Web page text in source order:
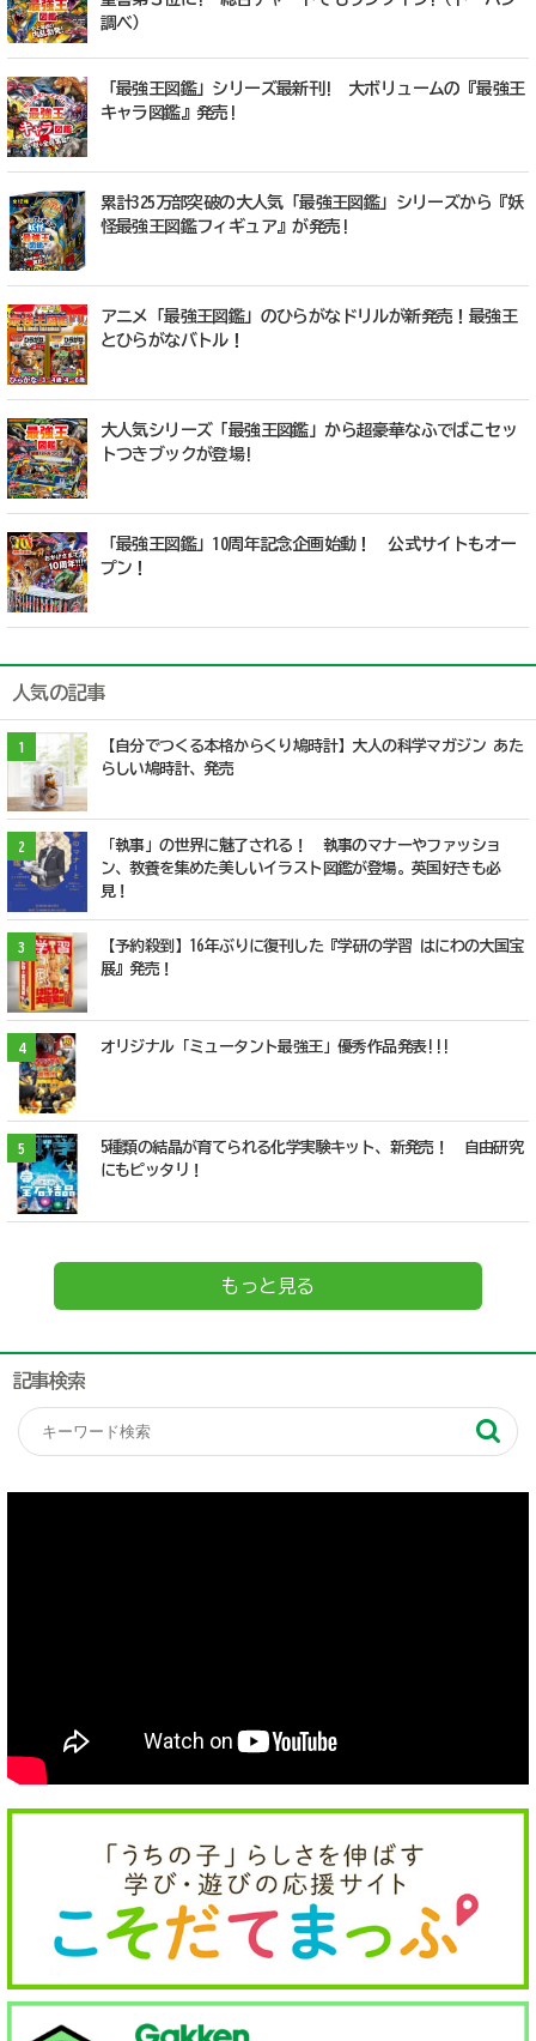
調べ）
「最強王図鑑」シリーズ最新刊! 大ボリュームの『最強王
キャラ図鑑』発売!
累計325万部突破の大人気「最強王図鑑」シリーズから『妖
怪最強王図鑑フィギュア』が発売!
アニメ「最強王図鑑」のひらがなドリルが新発売！最強王
とひらがなバトル！
大人気シリーズ「最強王図鑑」から超豪華なふでばこセッ
トつきブックが登場!
「最強王図鑑」10周年記念企画始動！ 公式サイトもオー
プン！
人気の記事
1
【自分でつくる本格からくり鳩時計】大人の科学マガジン あた
らしい鳩時計、発売
2
「執事」の世界に魅了される！ 執事のマナーやファッショ
ン、教養を集めた美しいイラスト図鑑が登場。英国好きも必
見！
3
【予約殺到】16年ぶりに復刊した『学研の学習 はにわの大国宝
展』発売！
4 オリジナル「ミュータント最強王」優秀作品発表!!!
5
5種類の結晶が育てられる化学実験キット、新発売！ 自由研究
にもピッタリ！
もっと見る
記事検索